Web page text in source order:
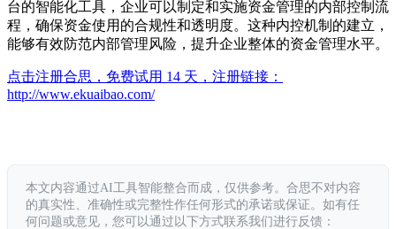
台的智能化工具，企业可以制定和实施资金管理的内部控制流
程，确保资金使用的合规性和透明度。这种内控机制的建立，
能够有效防范内部管理风险，提升企业整体的资金管理水平。
点击注册合思，免费试用 14 天，注册链接：
http://www.ekuaibao.com/
本文内容通过AI工具智能整合而成，仅供参考。合思不对内容
的真实性、准确性或完整性作任何形式的承诺或保证。如有任
何问题或意见，您可以通过以下方式联系我们进行反馈：